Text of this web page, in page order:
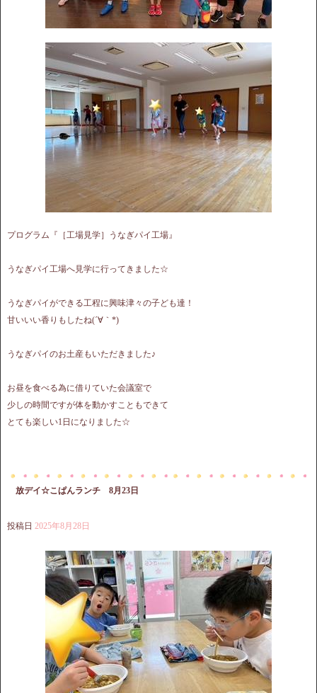
プログラム『［工場見学］うなぎパイ工場』
うなぎパイ工場へ見学に行ってきました☆
うなぎパイができる工程に興味津々の子ども達！
甘いいい香りもしたね(´∀｀*)
うなぎパイのお土産もいただきました♪
お昼を食べる為に借りていた会議室で
少しの時間ですが体を動かすこともできて
とても楽しい1日になりました☆
放デイ☆こぱんランチ 8月23日
投稿日 2025年8月28日